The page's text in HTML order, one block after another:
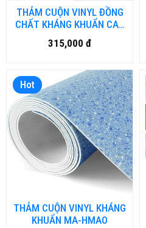
THẢM CUỘN VINYL ĐỒNG
CHẤT KHÁNG KHUẨN CAO
CẤP MA-HMAO.HM-DN
315,000 đ
Hot
THẢM CUỘN VINYL KHÁNG
KHUẨN MA-HMAO